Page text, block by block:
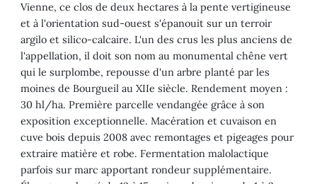
Vienne, ce clos de deux hectares à la pente vertigineuse
et à l'orientation sud-ouest s'épanouit sur un terroir
argilo et silico-calcaire. L'un des crus les plus anciens de
l'appellation, il doit son nom au monumental chêne vert
qui le surplombe, repousse d'un arbre planté par les
moines de Bourgueil au XIIe siècle. Rendement moyen :
30 hl/ha. Première parcelle vendangée grâce à son
exposition exceptionnelle. Macération et cuvaison en
cuve bois depuis 2008 avec remontages et pigeages pour
extraire matière et robe. Fermentation malolactique
parfois sur marc apportant rondeur supplémentaire.